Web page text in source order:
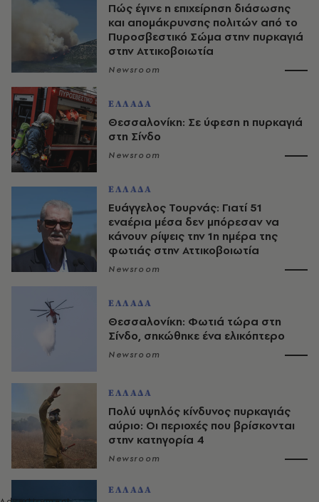
Πώς έγινε η επιχείρηση διάσωσης
και απομάκρυνσης πολιτών από το
Πυροσβεστικό Σώμα στην πυρκαγιά
στην Αττικοβοιωτία
Newsroom
ΕΛΛΑΔΑ
Θεσσαλονίκη: Σε ύφεση η πυρκαγιά
στη Σίνδο
Newsroom
ΕΛΛΑΔΑ
Ευάγγελος Τουρνάς: Γιατί 51
εναέρια μέσα δεν μπόρεσαν να
κάνουν ρίψεις την 1η ημέρα της
φωτιάς στην Αττικοβοιωτία
Newsroom
ΕΛΛΑΔΑ
Θεσσαλονίκη: Φωτιά τώρα στη
Σίνδο, σηκώθηκε ένα ελικόπτερο
Newsroom
ΕΛΛΑΔΑ
Πολύ υψηλός κίνδυνος πυρκαγιάς
αύριο: Οι περιοχές που βρίσκονται
στην κατηγορία 4
Newsroom
ΕΛΛΑΔΑ